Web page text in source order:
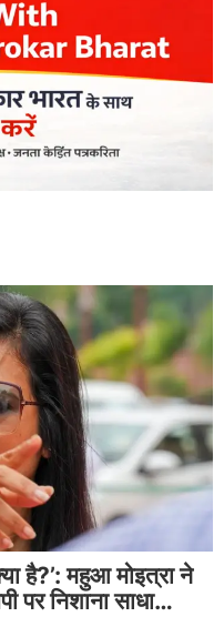
है?’: महुआ मोइत्रा ने
पर निशाना साधा…